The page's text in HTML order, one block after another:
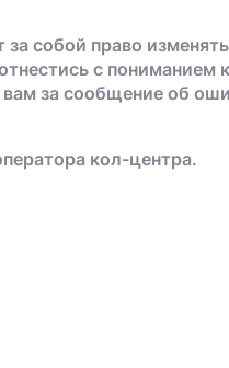
собой право
с пониманием
вам за сообщение об
кол-центра.